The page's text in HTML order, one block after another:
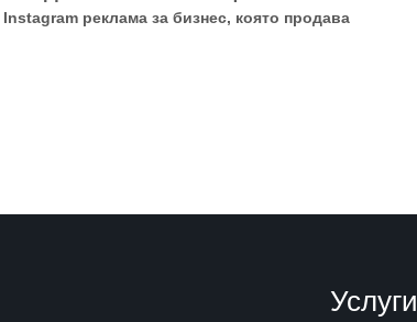
Instagram реклама за бизнес, която продава
Услуги